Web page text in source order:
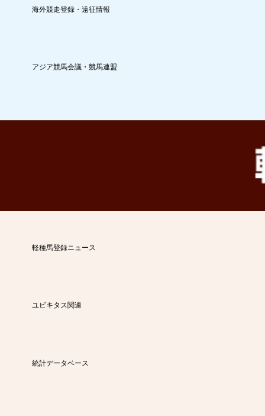
海外競走登録・遠征情報
アジア競馬会議・競馬連盟
軽種馬登録ニュース
ユビキタス関連
統計データベース